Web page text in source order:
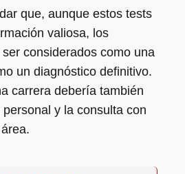
que, aunque estos tests
valiosa, los
considerados como una
un diagnóstico definitivo.
carrera debería también
y la consulta con